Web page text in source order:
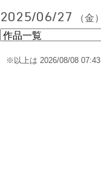
2025/06/27 （金）
※以上は 2026/08/08